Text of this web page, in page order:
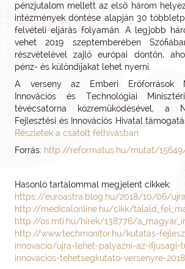
pénzjutalom mellett az első három
intézmények döntése alapján 30
felvételi eljárás folyamán. A legjobb
vehet 2019 szeptemberében
részvételével zajló európai döntőn,
pénz- és különdíjakat lehet nyerni.
A verseny az Emberi Erőforrások
Innovációs és Technológiai
tévécsatorna közreműködésével, a
Fejlesztési és Innovációs Hivatal
Részletek a csatolt felhívásban.
Forrás: http://reformatus.hu/mutat/
Hasonló tartalommal megjelent cikkek:
https://euroastra.blog.hu/2018/10/06/
http://medicalonline.hu/cikk/
http://os.mti.hu/hirek/138776/
http://www.techmonitor.hu/kutatas-
innovacio/ujra-lehet-palyazni-az-ifjusagi-
innovacios-tehetsegkutato-versenyre-